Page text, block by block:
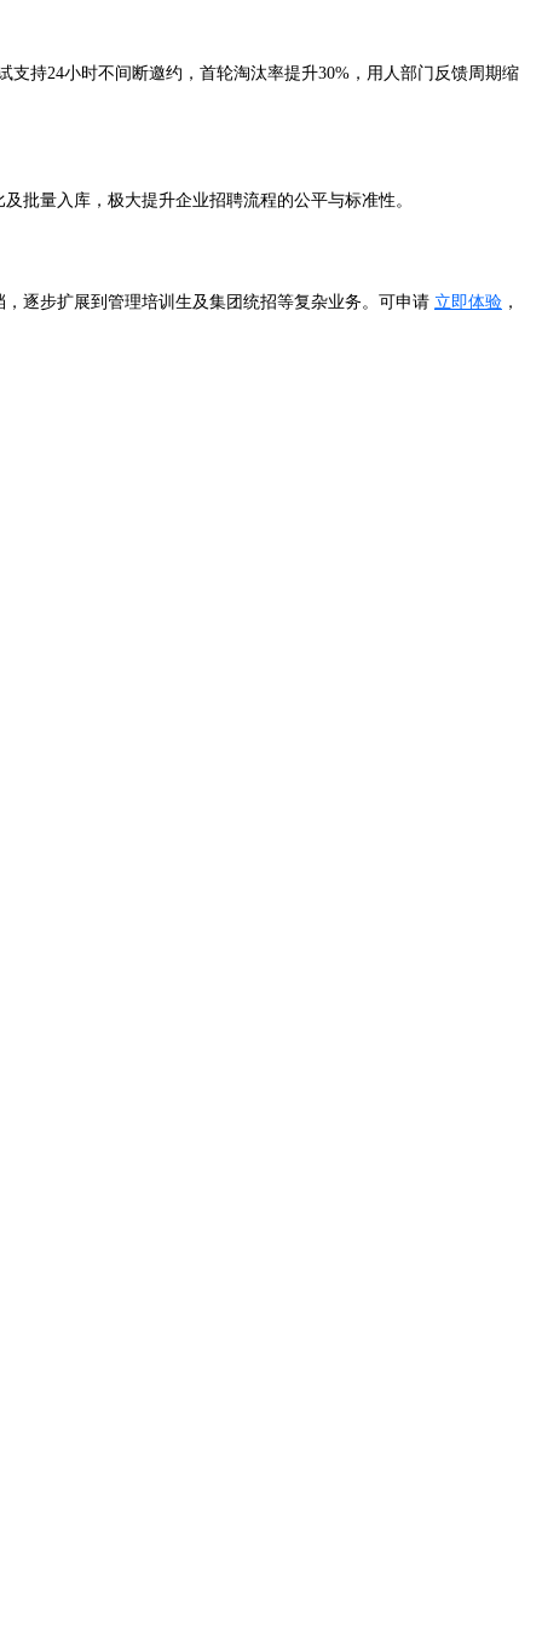
持24小时不间断邀约，首轮淘汰率提升30%，用人部门反馈周期缩
批量入库，极大提升企业招聘流程的公平与标准性。
逐步扩展到管理培训生及集团统招等复杂业务。可申请 立即体验 ，